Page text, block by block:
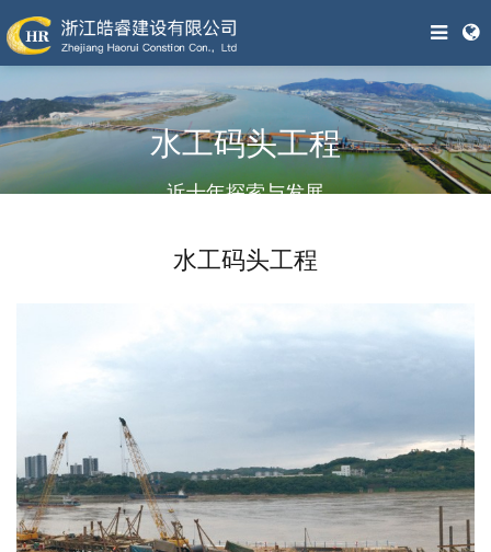
水工码头工程
近十年探索与发展
水工码头工程